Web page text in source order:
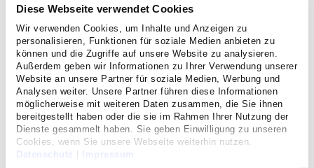
Diese Webseite verwendet Cookies
Wir verwenden Cookies, um Inhalte und Anzeigen zu
personalisieren, Funktionen für soziale Medien anbieten zu
können und die Zugriffe auf unsere Website zu analysieren.
Außerdem geben wir Informationen zu Ihrer Verwendung unserer
Website an unsere Partner für soziale Medien, Werbung und
Analysen weiter. Unsere Partner führen diese Informationen
möglicherweise mit weiteren Daten zusammen, die Sie ihnen
bereitgestellt haben oder die sie im Rahmen Ihrer Nutzung der
Dienste gesammelt haben. Sie geben Einwilligung zu unseren
Cookies, wenn Sie unsere Webseite weiterhin nutzen.
Datenschutz
Impressum
Was bedeutet Case-Management
genau?
Unsere Aufgabe ist es, die medizinischen und
pflegerischen Leistungen in enger Zusammenarbeit mit
den Ärzten, Pflegenden und anderen Kooperationspartnern
im Gesundheitswesen nach Ihren Wünschen aufeinander
abzustimmen. Eine für Sie bestmögliche Behandlung und
Rehabilitation ist unser Ziel.